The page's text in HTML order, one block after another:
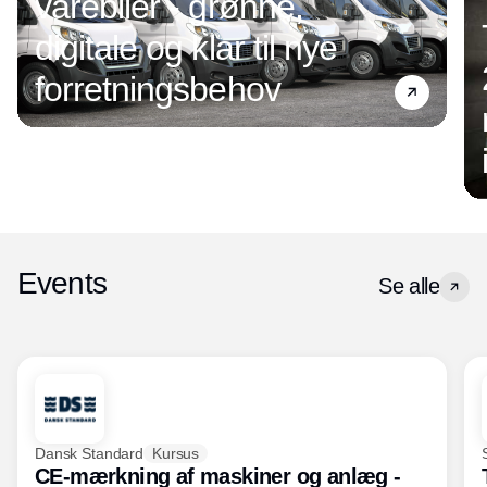
digitale og klar til nye
forretningsbehov
Events Se alle
Dansk Standard Kursus
CE-mærkning af maskiner og anlæg -